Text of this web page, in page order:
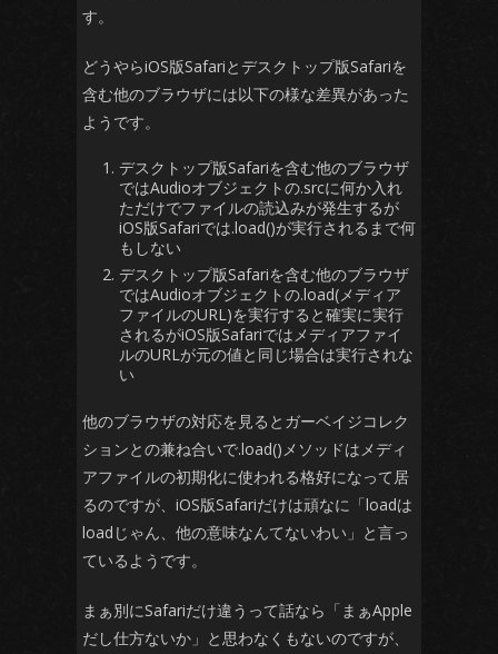
す。
どうやらiOS版Safariとデスクトップ版Safariを
含む他のブラウザには以下の様な差異があった
ようです。
デスクトップ版Safariを含む他のブラウザ
ではAudioオブジェクトの.srcに何か入れ
ただけでファイルの読込みが発生するが
iOS版Safariでは.load()が実行されるまで何
もしない
デスクトップ版Safariを含む他のブラウザ
ではAudioオブジェクトの.load(メディア
ファイルのURL)を実行すると確実に実行
されるがiOS版Safariではメディアファイ
ルのURLが元の値と同じ場合は実行されな
い
他のブラウザの対応を見るとガーベイジコレク
ションとの兼ね合いで.load()メソッドはメディ
アファイルの初期化に使われる格好になって居
るのですが、iOS版Safariだけは頑なに「loadは
loadじゃん、他の意味なんてないわい」と言っ
ているようです。
まぁ別にSafariだけ違うって話なら「まぁApple
だし仕方ないか」と思わなくもないのですが、